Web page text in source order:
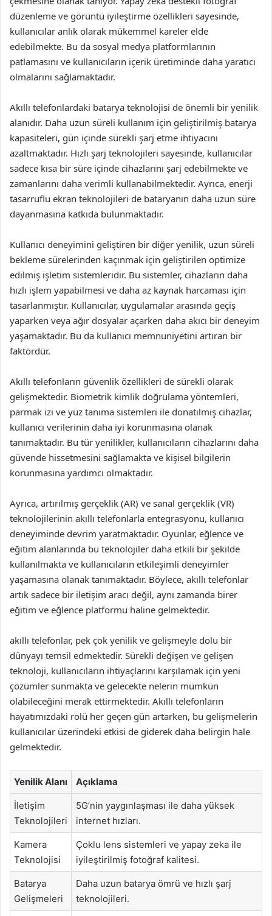
düzenleme ve görüntü iyileştirme özellikleri sayesinde,
kullanıcılar anlık olarak mükemmel kareler elde
edebilmekte. Bu da sosyal medya platformlarının
patlamasını ve kullanıcıların içerik üretiminde daha yaratıcı
olmalarını sağlamaktadır.
Akıllı telefonlardaki batarya teknolojisi de önemli bir yenilik
alanıdır. Daha uzun süreli kullanım için geliştirilmiş batarya
kapasiteleri, gün içinde sürekli şarj etme ihtiyacını
azaltmaktadır. Hızlı şarj teknolojileri sayesinde, kullanıcılar
sadece kısa bir süre içinde cihazlarını şarj edebilmekte ve
zamanlarını daha verimli kullanabilmektedir. Ayrıca, enerji
tasarruflu ekran teknolojileri de bataryanın daha uzun süre
dayanmasına katkıda bulunmaktadır.
Kullanıcı deneyimini geliştiren bir diğer yenilik, uzun süreli
bekleme sürelerinden kaçınmak için geliştirilen optimize
edilmiş işletim sistemleridir. Bu sistemler, cihazların daha
hızlı işlem yapabilmesi ve daha az kaynak harcaması için
tasarlanmıştır. Kullanıcılar, uygulamalar arasında geçiş
yaparken veya ağır dosyalar açarken daha akıcı bir deneyim
yaşamaktadır. Bu da kullanıcı memnuniyetini artıran bir
faktördür.
Akıllı telefonların güvenlik özellikleri de sürekli olarak
gelişmektedir. Biometrik kimlik doğrulama yöntemleri,
parmak izi ve yüz tanıma sistemleri ile donatılmış cihazlar,
kullanıcı verilerinin daha iyi korunmasına olanak
tanımaktadır. Bu tür yenilikler, kullanıcıların cihazlarını daha
güvende hissetmesini sağlamakta ve kişisel bilgilerin
korunmasına yardımcı olmaktadır.
Ayrıca, artırılmış gerçeklik (AR) ve sanal gerçeklik (VR)
teknolojilerinin akıllı telefonlarla entegrasyonu, kullanıcı
deneyiminde devrim yaratmaktadır. Oyunlar, eğlence ve
eğitim alanlarında bu teknolojiler daha etkili bir şekilde
kullanılmakta ve kullanıcıların etkileşimli deneyimler
yaşamasına olanak tanımaktadır. Böylece, akıllı telefonlar
artık sadece bir iletişim aracı değil, aynı zamanda birer
eğitim ve eğlence platformu haline gelmektedir.
akıllı telefonlar, pek çok yenilik ve gelişmeyle dolu bir
dünyayı temsil edmektedir. Sürekli değişen ve gelişen
teknoloji, kullanıcıların ihtiyaçlarını karşılamak için yeni
çözümler sunmakta ve gelecekte nelerin mümkün
olabileceğini merak ettirmektedir. Akıllı telefonların
hayatımızdaki rolü her geçen gün artarken, bu gelişmelerin
kullanıcılar üzerindeki etkisi de giderek daha belirgin hale
gelmektedir.
Yenilik Alanı Açıklama
İletişim
Teknolojileri
5G’nin yaygınlaşması ile daha yüksek
internet hızları.
Kamera
Teknolojisi
Çoklu lens sistemleri ve yapay zeka ile
iyileştirilmiş fotoğraf kalitesi.
Batarya
Gelişmeleri
Daha uzun batarya ömrü ve hızlı şarj
teknolojileri.